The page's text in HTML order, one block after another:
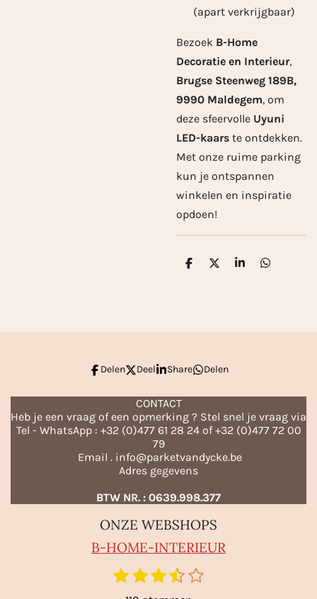
(apart verkrijgbaar)
Bezoek B-Home
Decoratie en Interieur,
Brugse Steenweg 189B,
9990 Maldegem, om
deze sfeervolle Uyuni
LED-kaars te ontdekken.
Met onze ruime parking
kun je ontspannen
winkelen en inspiratie
opdoen!
D
D
S
D
Delen Deel Share Delen
CONTACT
Heb je een vraag of een opmerking ? Stel snel je vraag via
Tel - WhatsApp : +32 (0)477 61 28 24 of +32 (0)477 72 00
79
Email . info@parketvandycke.be
Adres gegevens
BTW NR. : 0639.998.377
ONZE WEBSHOPS
B-HOME-INTERIEUR
1
2
s
3
s
4 5 S